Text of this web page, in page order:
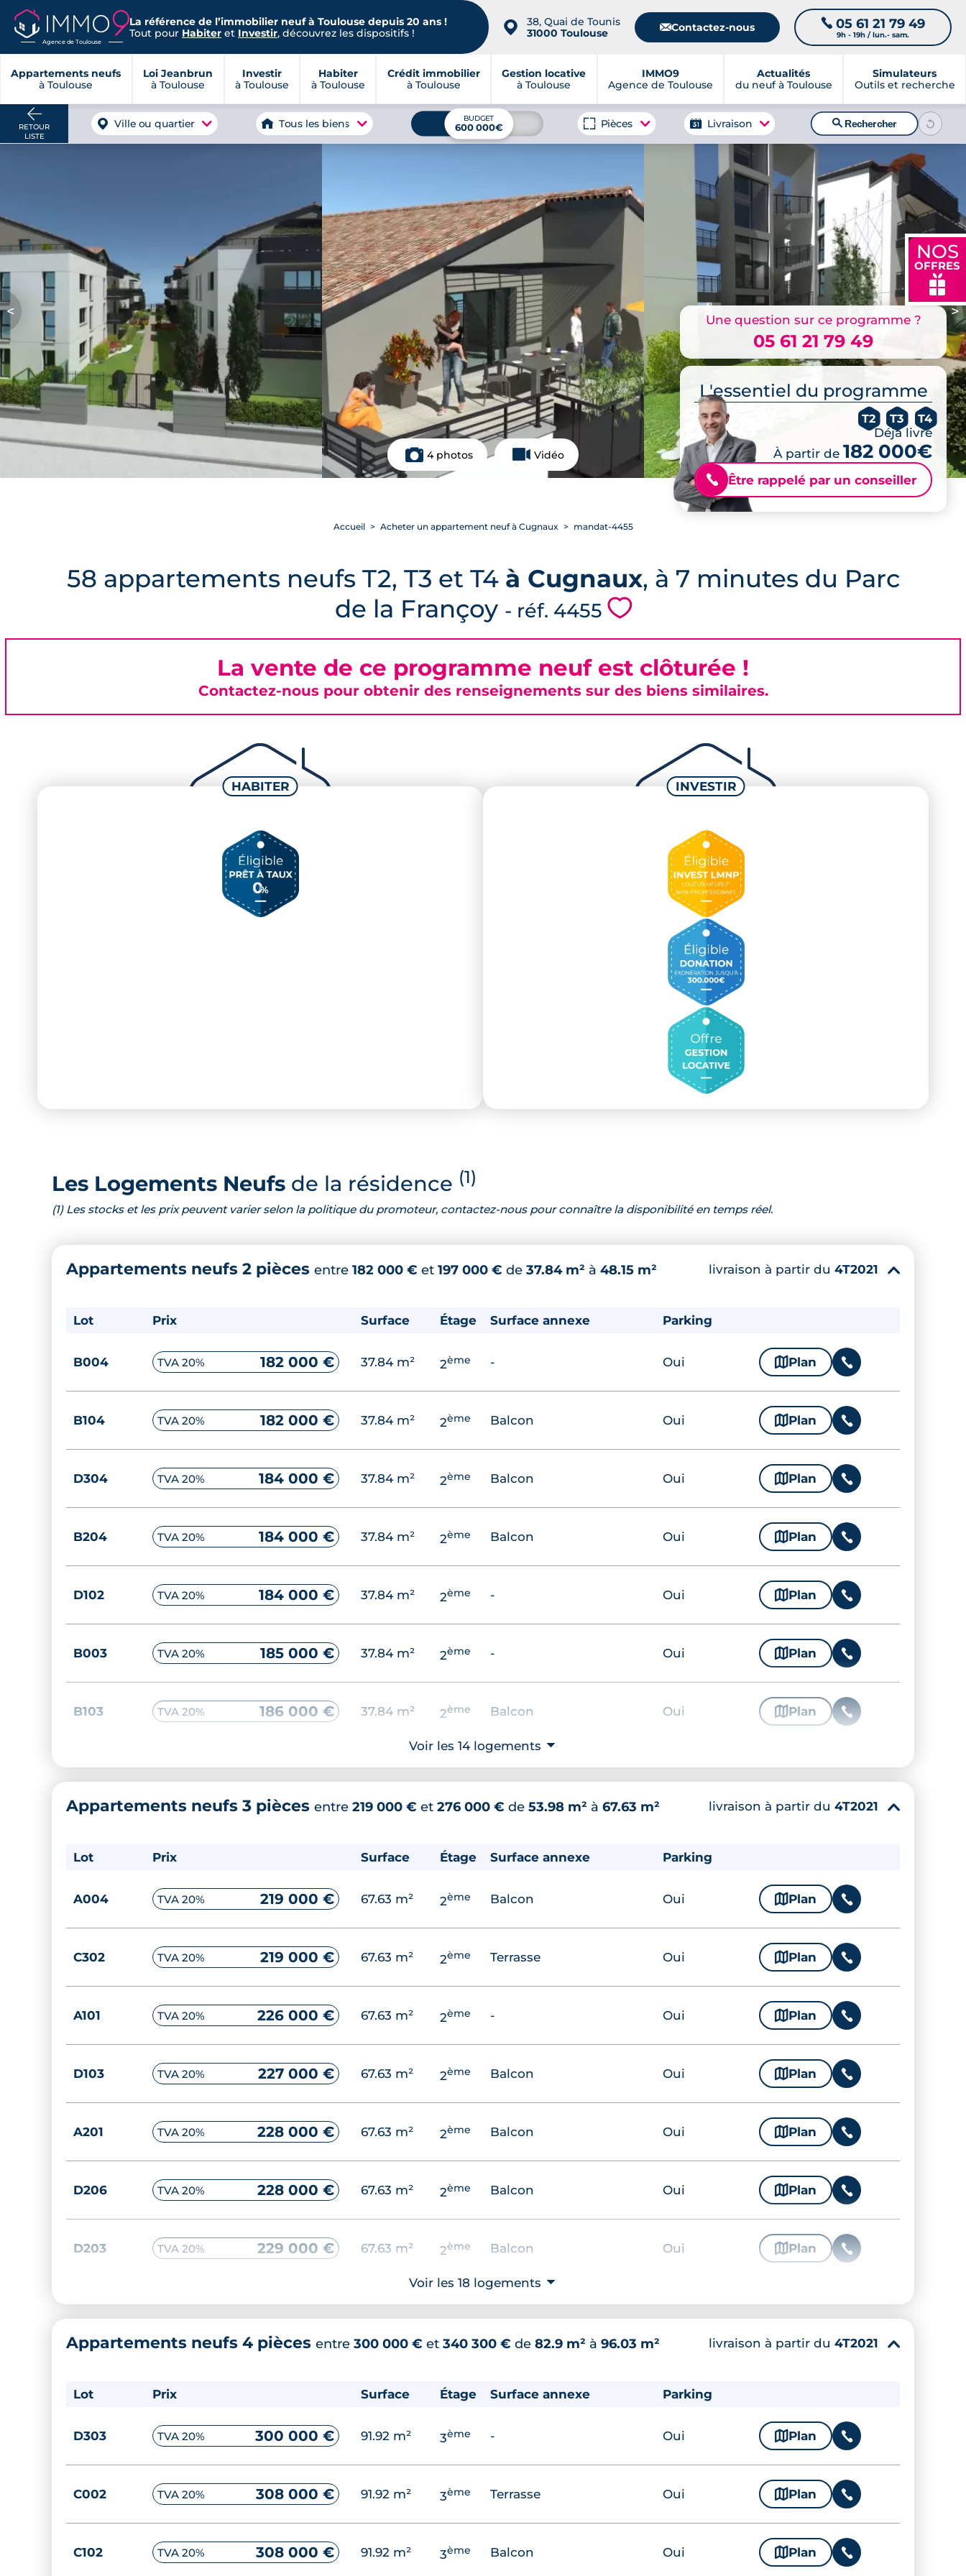
Agence de Toulouse
La référence de l’immobilier neuf à Toulouse depuis 20 ans !
Tout pour Habiter et Investir, découvrez les dispositifs ! 📍
38, Quai de Tounis
31000 Toulouse
📧Contactez-nous 📞 05 61 21 79 49
9h - 19h / lun.- sam.
Appartements neufs
à Toulouse
Loi Jeanbrun
à Toulouse
Investir
à Toulouse
Habiter
à Toulouse
Crédit immobilier
à Toulouse
Gestion locative
à Toulouse
IMMO9
Agence de Toulouse
Actualités
du neuf à Toulouse
Simulateurs
Outils et recherche
NOS
OFFRES
🎁
RETOUR
LISTE
Ville ou quartier Tous les biens BUDGET
600 000€ Pièces Livraison 🔍Rechercher
< >
4 photos Vidéo
Une question sur ce programme ?
05 61 21 79 49
L'essentiel du programme
T2 T3 T4
Déjà livré
À partir de 182 000€
📞 Être rappelé par un conseiller
Accueil Acheter un appartement neuf à Cugnaux mandat-4455
58 appartements neufs T2, T3 et T4 à Cugnaux, à 7 minutes du Parc
de la Françoy - réf. 4455 💗
La vente de ce programme neuf est clôturée !
Contactez-nous pour obtenir des renseignements sur des biens similaires.
Les Logements Neufs de la résidence (1)
(1) Les stocks et les prix peuvent varier selon la politique du promoteur, contactez-nous pour connaître la disponibilité en temps réel.
Appartements neufs 2 pièces entre 182 000 € et 197 000 € de 37.84 m² à 48.15 m² livraison à partir du 4T2021 ▾
Lot Prix Surface Étage Surface annexe Parking
B004 TVA 20% 182 000 € 37.84 m² 2ème - Oui 🗞 Plan 📞
B104 TVA 20% 182 000 € 37.84 m² 2ème Balcon Oui 🗞 Plan 📞
D304 TVA 20% 184 000 € 37.84 m² 2ème Balcon Oui 🗞 Plan 📞
B204 TVA 20% 184 000 € 37.84 m² 2ème Balcon Oui 🗞 Plan 📞
D102 TVA 20% 184 000 € 37.84 m² 2ème - Oui 🗞 Plan 📞
B003 TVA 20% 185 000 € 37.84 m² 2ème - Oui 🗞 Plan 📞
B103 TVA 20% 186 000 € 37.84 m² 2ème Balcon Oui 🗞Plan 📞
D202 TVA 20% 186 000 € 37.84 m² 2ème Balcon Oui 🗞Plan 📞
TVA 20% 186 000 € 🗞Plan 📞
TVA 20% 188 000 € 🗞Plan 📞
TVA 20% 189 000 € 🗞Plan 📞
TVA 20% 189 000 € 🗞Plan 📞
TVA 20% 197 000 € 🗞Plan 📞
Voir les 14 logements ⮟
Appartements neufs 3 pièces entre 219 000 € et 276 000 € de 53.98 m² à 67.63 m² livraison à partir du 4T2021 ▾
Lot Prix Surface Étage Surface annexe Parking
A004 TVA 20% 219 000 € 67.63 m² 2ème Balcon Oui 🗞 Plan 📞
C302 TVA 20% 219 000 € 67.63 m² 2ème Terrasse Oui 🗞 Plan 📞
A101 TVA 20% 226 000 € 67.63 m² 2ème - Oui 🗞 Plan 📞
D103 TVA 20% 227 000 € 67.63 m² 2ème Balcon Oui 🗞 Plan 📞
A201 TVA 20% 228 000 € 67.63 m² 2ème Balcon Oui 🗞 Plan 📞
D206 TVA 20% 228 000 € 67.63 m² 2ème Balcon Oui 🗞 Plan 📞
D203 TVA 20% 229 000 € 67.63 m² 2ème Balcon Oui 🗞Plan 📞
D101 TVA 20% 230 000 € 67.63 m² 2ème Balcon Oui 🗞Plan 📞
TVA 20% 235 000 € 🗞Plan 📞
TVA 20% 236 000 € 🗞Plan 📞
TVA 20% 237 000 € 🗞Plan 📞
Voir les 18 logements ⮟
Appartements neufs 4 pièces entre 300 000 € et 340 300 € de 82.9 m² à 96.03 m² livraison à partir du 4T2021 ▾
Lot Prix Surface Étage Surface annexe Parking
D303 TVA 20% 300 000 € 91.92 m² 3ème - Oui 🗞 Plan 📞
C002 TVA 20% 308 000 € 91.92 m² 3ème Terrasse Oui 🗞 Plan 📞
C102 TVA 20% 308 000 € 91.92 m² 3ème Balcon Oui 🗞 Plan 📞